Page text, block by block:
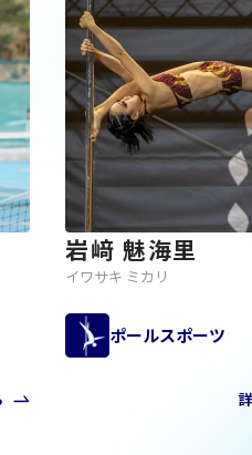
岩﨑 魅海里
イワサキ ミカリ
ポールスポーツ